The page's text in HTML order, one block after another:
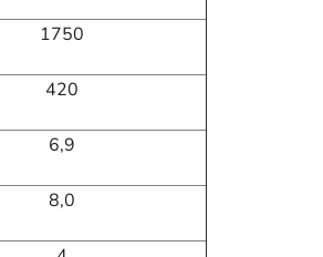
1750
420
6,9
8,0